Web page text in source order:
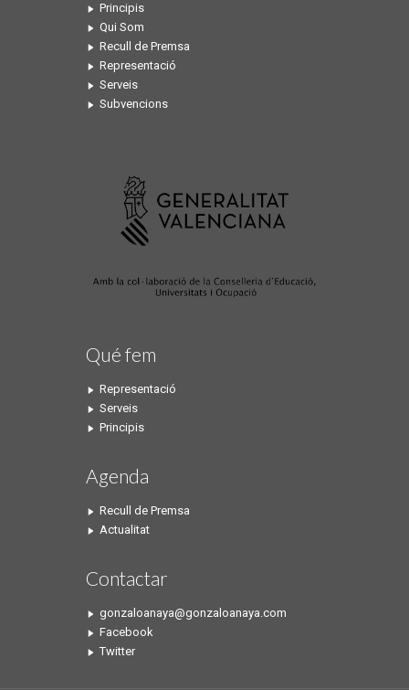
Principis
Qui Som
Recull de Premsa
Representació
Serveis
Subvencions
Qué fem
Representació
Serveis
Principis
Agenda
Recull de Premsa
Actualitat
Contactar
gonzaloanaya@gonzaloanaya.com
Facebook
Twitter